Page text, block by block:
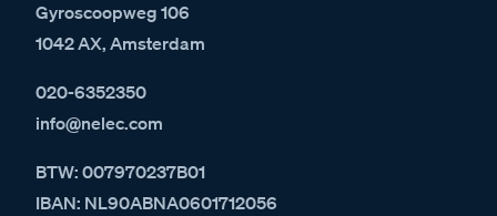
Gyroscoopweg 106
1042 AX, Amsterdam
020-6352350
info@nelec.com
BTW: 007970237B01
IBAN: NL90ABNA0601712056